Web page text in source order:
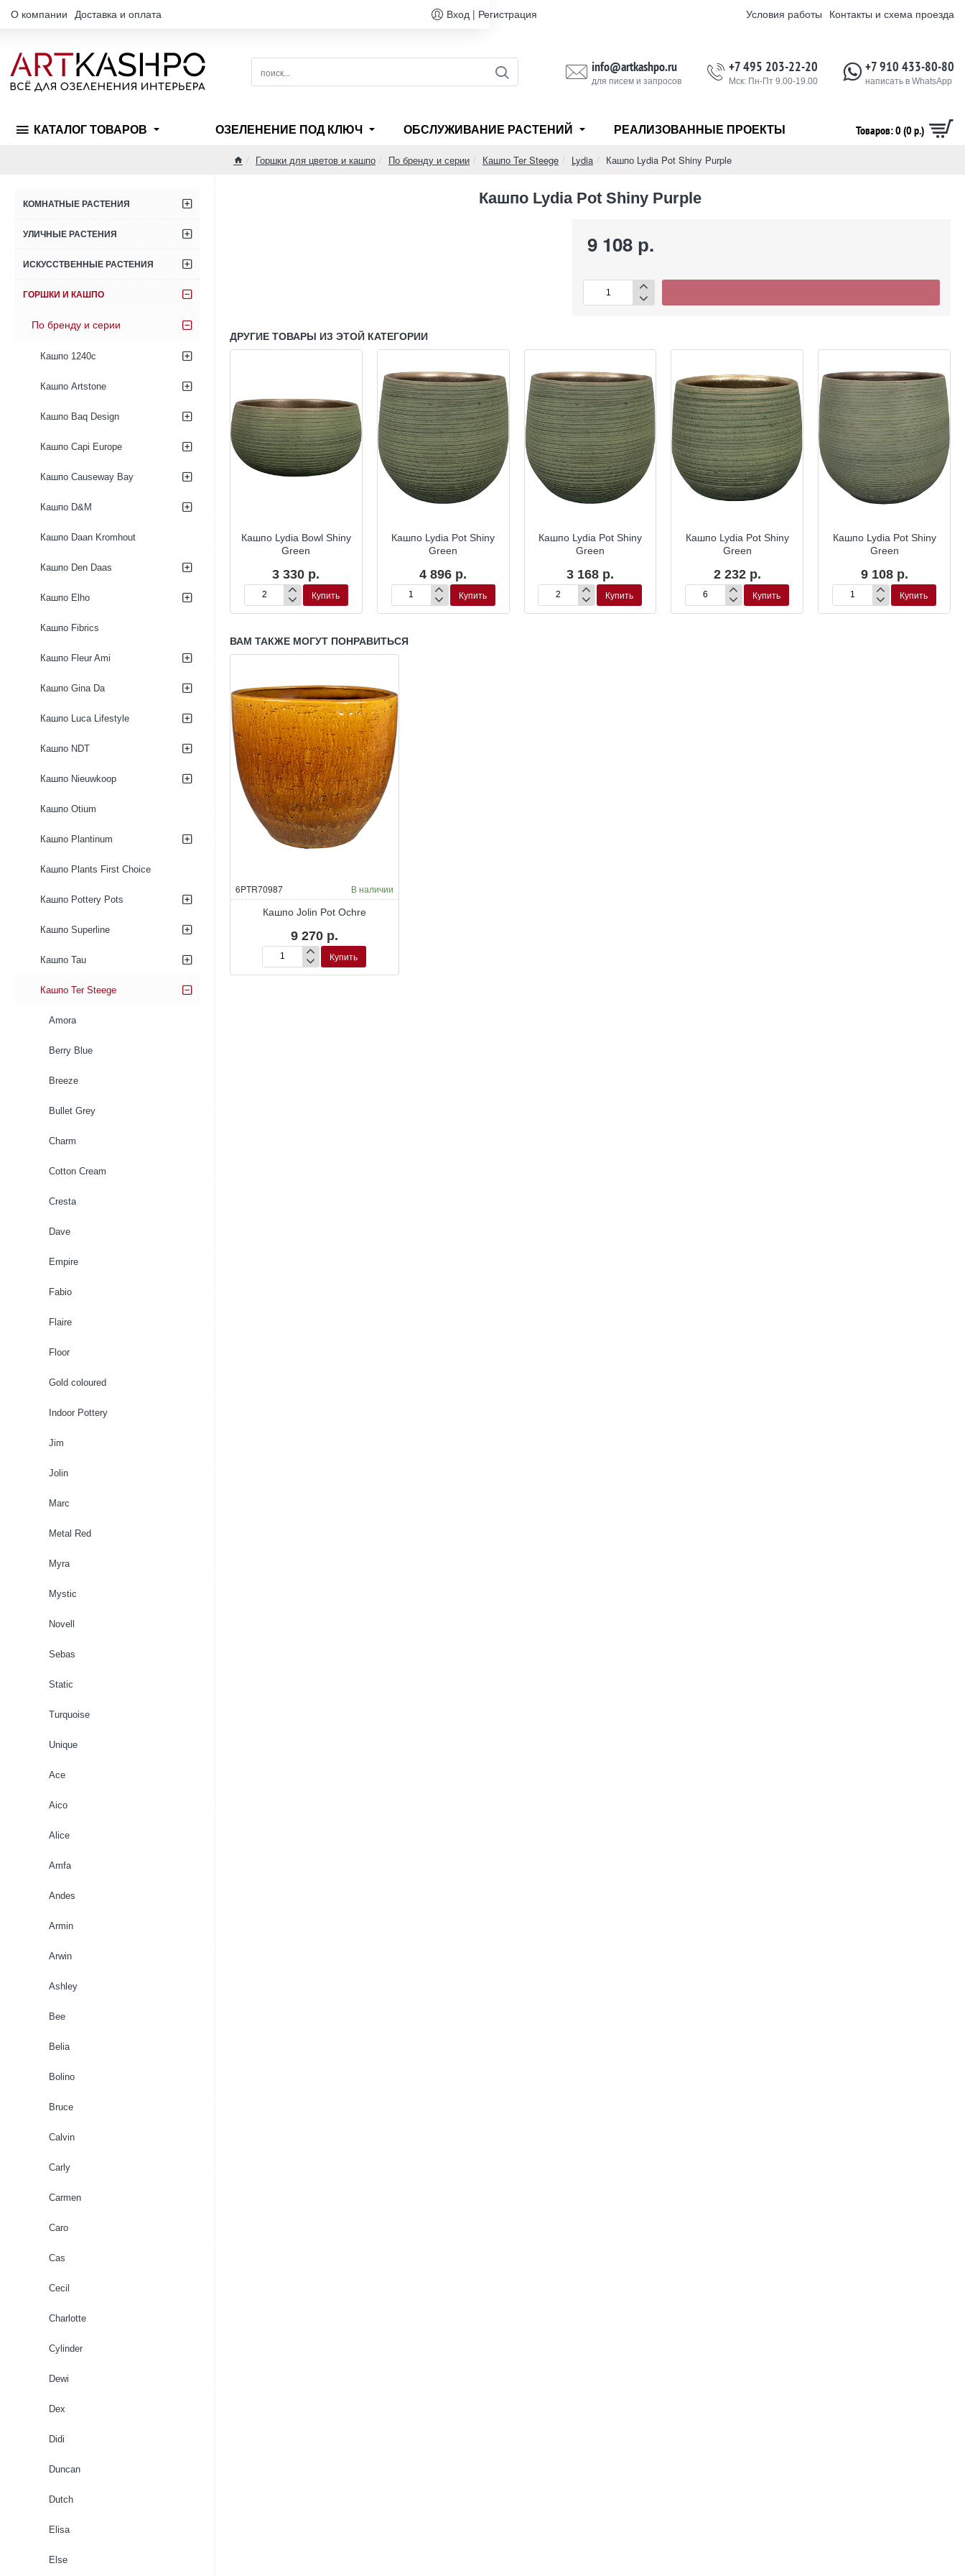
О компании Доставка и оплата Вход | Регистрация Условия работы Контакты и схема проезда
поиск...
info@artkashpo.ru
для писем и запросов
+7 495 203-22-20
Мск: Пн-Пт 9.00-19.00
+7 910 433-80-80
написать в WhatsApp
КАТАЛОГ ТОВАРОВ ОЗЕЛЕНЕНИЕ ПОД КЛЮЧ ОБСЛУЖИВАНИЕ РАСТЕНИЙ РЕАЛИЗОВАННЫЕ ПРОЕКТЫ Товаров: 0 (0 р.)
Горшки для цветов и кашпо По бренду и серии Кашпо Ter Steege Lydia Кашпо Lydia Pot Shiny Purple
КОМНАТНЫЕ РАСТЕНИЯ
УЛИЧНЫЕ РАСТЕНИЯ
ИСКУССТВЕННЫЕ РАСТЕНИЯ
ГОРШКИ И КАШПО
По бренду и серии
Кашпо 1240c
Кашпо Artstone
Кашпо Baq Design
Кашпо Capi Europe
Кашпо Causeway Bay
Кашпо D&M
Кашпо Daan Kromhout
Кашпо Den Daas
Кашпо Elho
Кашпо Fibrics
Кашпо Fleur Ami
Кашпо Gina Da
Кашпо Luca Lifestyle
Кашпо NDT
Кашпо Nieuwkoop
Кашпо Otium
Кашпо Plantinum
Кашпо Plants First Choice
Кашпо Pottery Pots
Кашпо Superline
Кашпо Tau
Кашпо Ter Steege
Amora
Berry Blue
Breeze
Bullet Grey
Charm
Cotton Cream
Cresta
Dave
Empire
Fabio
Flaire
Floor
Gold coloured
Indoor Pottery
Jim
Jolin
Marc
Metal Red
Myra
Mystic
Novell
Sebas
Static
Turquoise
Unique
Ace
Aico
Alice
Amfa
Andes
Armin
Arwin
Ashley
Bee
Belia
Bolino
Bruce
Calvin
Carly
Carmen
Caro
Cas
Cecil
Charlotte
Cylinder
Dewi
Dex
Didi
Duncan
Dutch
Elisa
Else
Кашпо Lydia Pot Shiny Purple
9 108 р.
ДРУГИЕ ТОВАРЫ ИЗ ЭТОЙ КАТЕГОРИИ
Pot Shiny
Купить
Кашпо Lydia Pot Shiny
Pot
Purple
Купить
Кашпо Lydia Bowl Shiny
Green
3 330 р.
Кашпо
Lydia
Shiny
Green
Купить
Кашпо Lydia Pot Shiny
Green
4 896 р.
Кашпо
Lydia
Shiny
Green
Купить
Кашпо Lydia Pot Shiny
Green
3 168 р.
Кашпо
Lydia
Купить
Кашпо Lydia Pot Shiny
Green
2 232 р.
Кашпо
Lydia
Купить
Кашпо Lydia Pot Shiny
Green
9 108 р.
Кашпо
Lydia
Купить
ВАМ ТАКЖЕ МОГУТ ПОНРАВИТЬСЯ
6PTR70987 В наличии
Кашпо Jolin Pot Ochre
9 270 р.
Кашпо
Jolin
Купить